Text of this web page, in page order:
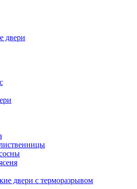
двери
двери с терморазрывом